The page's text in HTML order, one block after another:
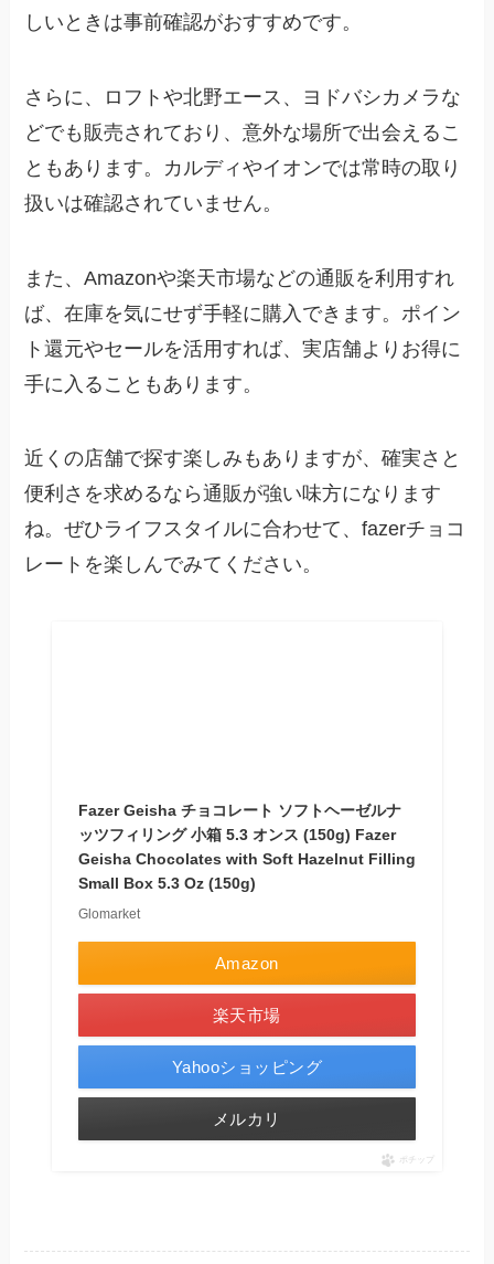
しいときは事前確認がおすすめです。
さらに、ロフトや北野エース、ヨドバシカメラな
どでも販売されており、意外な場所で出会えるこ
ともあります。カルディやイオンでは常時の取り
扱いは確認されていません。
また、Amazonや楽天市場などの通販を利用すれ
ば、在庫を気にせず手軽に購入できます。ポイン
ト還元やセールを活用すれば、実店舗よりお得に
手に入ることもあります。
近くの店舗で探す楽しみもありますが、確実さと
便利さを求めるなら通販が強い味方になります
ね。ぜひライフスタイルに合わせて、fazerチョコ
レートを楽しんでみてください。
Fazer Geisha チョコレート ソフトヘーゼルナ
ッツフィリング 小箱 5.3 オンス (150g) Fazer
Geisha Chocolates with Soft Hazelnut Filling
Small Box 5.3 Oz (150g)
Glomarket
Amazon
楽天市場
Yahooショッピング
メルカリ
ポチップ